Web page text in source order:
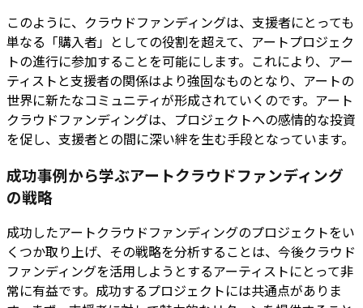
このように、クラウドファンディングは、支援者にとっても
単なる「購入者」としての役割を超えて、アートプロジェク
トの進行に参加することを可能にします。これにより、アー
ティストと支援者の関係はより強固なものとなり、アートの
世界に新たなコミュニティが形成されていくのです。アート
クラウドファンディングは、プロジェクトへの感情的な投資
を促し、支援者との間に深い絆を生む手段となっています。
成功事例から学ぶアートクラウドファンディング
の戦略
成功したアートクラウドファンディングのプロジェクトをい
くつか取り上げ、その戦略を分析することは、今後クラウド
ファンディングを活用しようとするアーティストにとって非
常に有益です。成功するプロジェクトには共通点がありま